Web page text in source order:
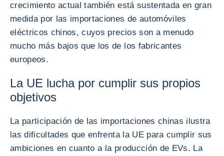
crecimiento actual también está sustentada en gran
medida por las importaciones de automóviles
eléctricos chinos, cuyos precios son a menudo
mucho más bajos que los de los fabricantes
europeos.
La UE lucha por cumplir sus propios
objetivos
La participación de las importaciones chinas ilustra
las dificultades que enfrenta la UE para cumplir sus
ambiciones en cuanto a la producción de EVs. La